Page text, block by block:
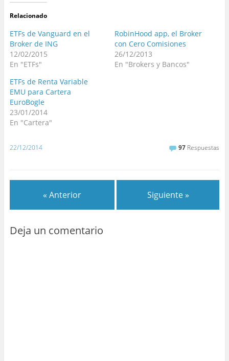
Relacionado
ETFs de Vanguard en el
Broker de ING
12/02/2015
En "ETFs"
RobinHood app, el Broker
con Cero Comisiones
26/12/2013
En "Brokers y Bancos"
ETFs de Renta Variable
EMU para Cartera
EuroBogle
23/01/2014
En "Cartera"
22/12/2014 97 Respuestas
« Anterior Siguiente »
Deja un comentario